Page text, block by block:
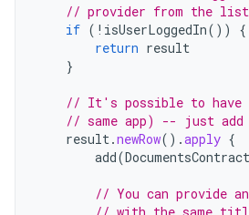
// provider from the
if ( ! isUserLoggedIn())
{
return result
}
// It's possible to have
// same app) -- just add
result.newRow().apply {
add(DocumentsContract
// You can provide